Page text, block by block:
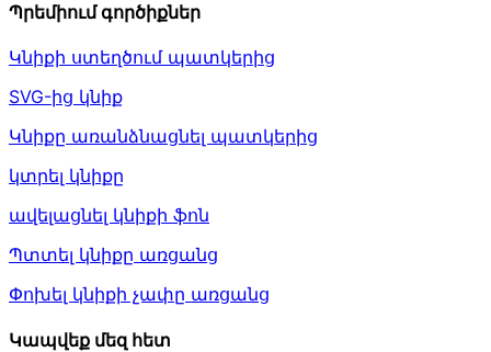
Պրեմիում գործիքներ
Կնիքի ստեղծում պատկերից
SVG-ից կնիք
Կնիքը առանձնացնել պատկերից
կտրել կնիքը
ավելացնել կնիքի ֆոն
Պտտել կնիքը առցանց
Փոխել կնիքի չափը առցանց
Կապվեք մեզ հետ